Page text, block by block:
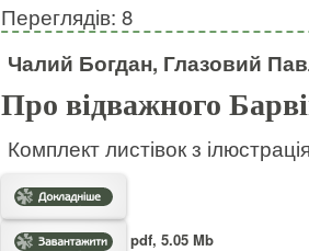
Переглядів: 8
Чалий Богдан, Глазовий
Про відважного
Комплект листівок з
pdf, 5.05 Mb